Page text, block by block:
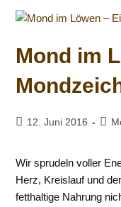
Mond im
Beitrag
12. Juni 2016
Wir sprudeln voller
Herz, Kreislauf und
fetthaltige Nahrung